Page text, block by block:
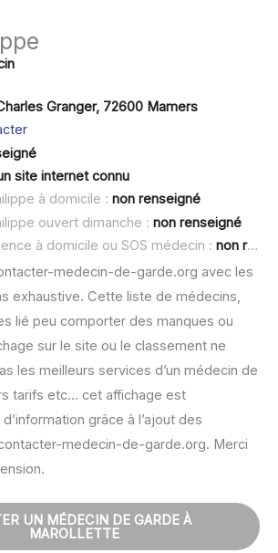
Granger, 72600 Mamers
site internet connu
à domicile : non renseigné
ouvert dimanche : non renseigné
à domicile ou SOS médecin : non renseigné
medecin-de-garde.org avec les
exhaustive. Cette liste de médecins,
lié peu comporter des manques ou
sur le site ou le classement ne
les meilleurs services d’un médecin de
tarifs etc… cet affichage est
grâce à l’ajout des
medecin-de-garde.org. Merci
UN MÉDECIN DE GARDE À
MAROLLETTE